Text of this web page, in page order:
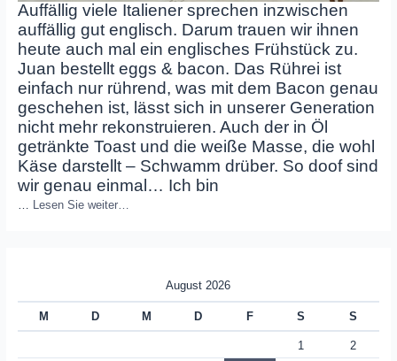
Auffällig viele Italiener sprechen inzwischen
auffällig gut englisch. Darum trauen wir ihnen
heute auch mal ein englisches Frühstück zu.
Juan bestellt eggs & bacon. Das Rührei ist
einfach nur rührend, was mit dem Bacon genau
geschehen ist, lässt sich in unserer Generation
nicht mehr rekonstruieren. Auch der in Öl
getränkte Toast und die weiße Masse, die wohl
Käse darstellt – Schwamm drüber. So doof sind
wir genau einmal… Ich bin
… Lesen Sie weiter…
August 2026
M D M D F S S
1
2